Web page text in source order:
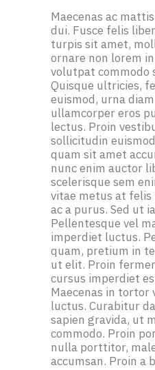
Maecenas ac
dui. Fusce felis
turpis sit amet,
ornare non lorem
volutpat commodo
Quisque ultricies,
euismod, urna
ullamcorper eros
lectus. Proin
sollicitudin
quam sit amet
nunc enim auctor
scelerisque sem
vitae metus at
ac a purus. Sed ut
Pellentesque vel
imperdiet luctus.
quam, pretium in
ut elit. Proin
cursus imperdiet
Maecenas in tortor
luctus. Curabitur
sapien gravida, ut
commodo. Proin
nulla porttitor,
accumsan. Proin a